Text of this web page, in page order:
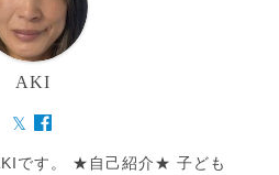
AKI
です。 ★自己紹介★ 子ども